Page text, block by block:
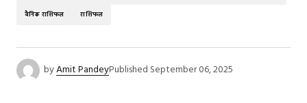
दैनिक राशिफल राशिफल
byAmit PandeyPublished September 06, 2025